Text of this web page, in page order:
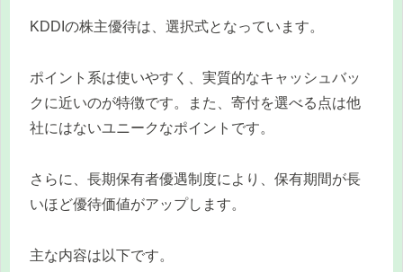
KDDIの株主優待は、選択式となっています。
ポイント系は使いやすく、実質的なキャッシュバッ
クに近いのが特徴です。また、寄付を選べる点は他
社にはないユニークなポイントです。
さらに、長期保有者優遇制度により、保有期間が長
いほど優待価値がアップします。
主な内容は以下です。